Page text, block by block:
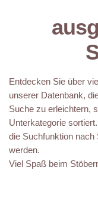
Entdecken Sie über
unserer Datenbank,
Suche zu erleichtern,
Unterkategorie
die Suchfunktion nach
werden.
Viel Spaß beim